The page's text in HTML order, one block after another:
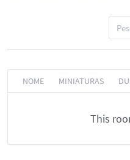
NOME MINIATURAS
This